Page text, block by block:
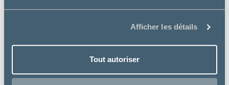
Afficher les détails
Tout autoriser